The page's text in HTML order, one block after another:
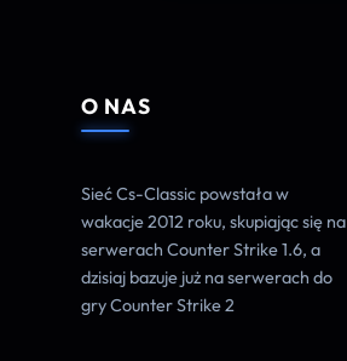
O NAS
Sieć Cs-Classic powstała w
wakacje 2012 roku, skupiając się na
serwerach Counter Strike 1.6, a
dzisiaj bazuje już na serwerach do
gry Counter Strike 2